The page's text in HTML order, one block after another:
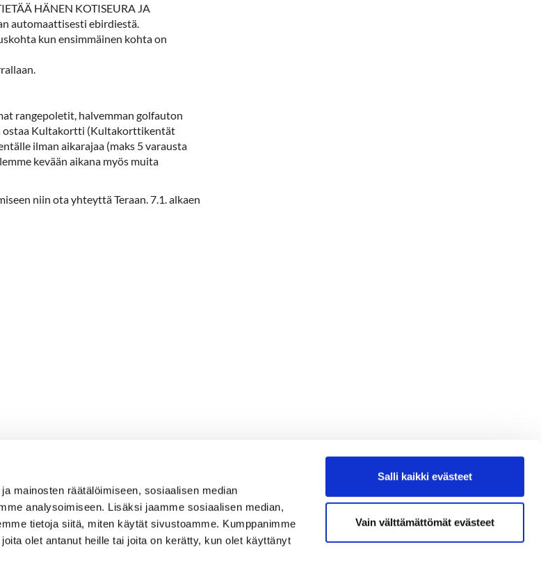
mainosten räätälöimiseen, sosiaalisen median
analysoimiseen. Lisäksi jaamme sosiaalisen median,
tietoja siitä, miten käytät sivustoamme. Kumppanimme
olet antanut heille tai joita on kerätty, kun olet käyttänyt
Salli kaikki evästeet
Vain välttämättömät evästeet
HÄNEN KOTISEURA JA
automaattisesti ebirdiestä.
kun ensimmäinen kohta on
rangepoletit, halvemman golfauton
ostaa Kultakortti (Kultakorttikentät
ilman aikarajaa (maks 5 varausta
kevään aikana myös muita
niin ota yhteyttä Teraan. 7.1. alkaen